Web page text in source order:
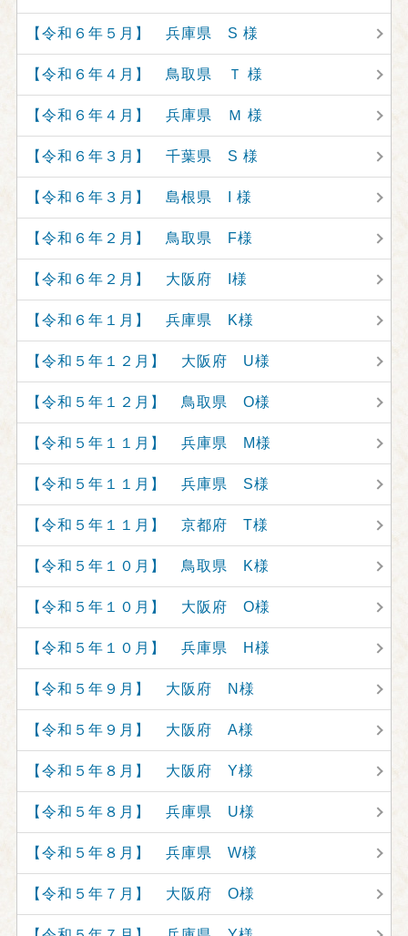
【令和６年５月】 兵庫県 S 様
【令和６年４月】 鳥取県 Ｔ 様
【令和６年４月】 兵庫県 Ｍ 様
【令和６年３月】 千葉県 S 様
【令和６年３月】 島根県 I 様
【令和６年２月】 鳥取県 F様
【令和６年２月】 大阪府 I様
【令和６年１月】 兵庫県 K様
【令和５年１２月】 大阪府 U様
【令和５年１２月】 鳥取県 O様
【令和５年１１月】 兵庫県 M様
【令和５年１１月】 兵庫県 S様
【令和５年１１月】 京都府 T様
【令和５年１０月】 鳥取県 K様
【令和５年１０月】 大阪府 O様
【令和５年１０月】 兵庫県 H様
【令和５年９月】 大阪府 N様
【令和５年９月】 大阪府 A様
【令和５年８月】 大阪府 Y様
【令和５年８月】 兵庫県 U様
【令和５年８月】 兵庫県 W様
【令和５年７月】 大阪府 O様